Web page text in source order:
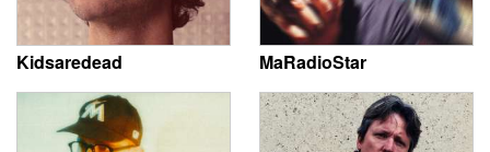
Kidsaredead MaRadioStar